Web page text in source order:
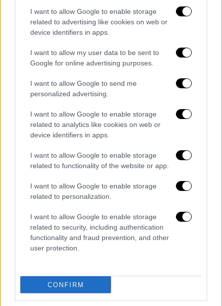
I want to allow Google to enable storage
related to advertising like cookies on web or
device identifiers in apps.
I want to allow my user data to be sent to
Google for online advertising purposes.
I want to allow Google to send me
personalized advertising.
I want to allow Google to enable storage
related to analytics like cookies on web or
device identifiers in apps.
I want to allow Google to enable storage
related to functionality of the website or app.
I want to allow Google to enable storage
related to personalization.
I want to allow Google to enable storage
related to security, including authentication
functionality and fraud prevention, and other
user protection.
CONFIRM
Πολιτική|25.01.2019 20:48
Μάικ Πομπέο: Οι ηγέτες της Ελλάδας
επέδειξαν όραμα, θάρρος και επιμονή
Ο Αμερικανός υπουργός Εξωτερικών
χαιρετίζει την υπερψήφιση της Συμφωνίας
των Πρεσπών από το ελληνικό Κοινοβούλιο